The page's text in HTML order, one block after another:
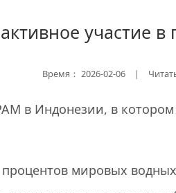
участие в
Время： 2026-02-06 |
в Индонезии, в
мировых